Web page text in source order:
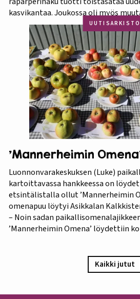
kasvikantaa. Joukossa oli myös
Koko aineistosta jatkotutkimuksiin
60 prosenttia osoittautui vihreä-
lajikkeeksi. Raparperitutkimus
vaiheelta elokuvaksi ”Raparperin
etsimässä”. Elokuvan ensiesitys ja
julkistus…
UUTISARKISTO
’Mannerheimin
Luonnonvarakeskuksen (Luke)
kartoittavassa hankkeessa on
etsintälistalla ollut ’Mannerheimin
omenapuu löytyi Asikkalan
– Noin sadan
’Mannerheimin Omena’ löydettiin
vastaa Puutarha-lehden vuosien 1921
iloitsee tutkija Maarit Heinonen
Kaikki jutut